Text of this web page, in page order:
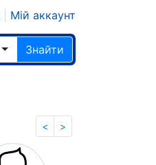
Мій аккаунт
Знайти
< >